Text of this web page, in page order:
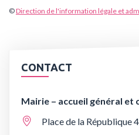
©Direction de l'information légale et
CONTACT
Mairie – accueil général et
Place de la République